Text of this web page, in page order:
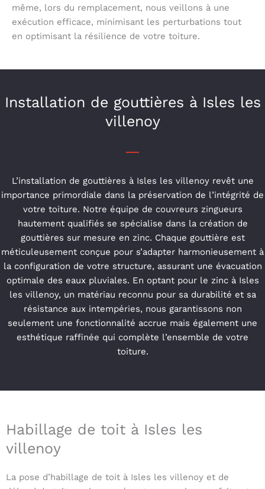
même, lors du remplacement, nous veillons à une
exécution efficace, minimisant les perturbations tout
en optimisant la résilience de votre toiture.
Installation de gouttières à Isles les
villenoy
L’installation de gouttières à Isles les villenoy revêt une
importance primordiale dans la préservation de l’intégrité de
votre toiture. Notre équipe de couvreurs zingueurs
hautement qualifiés se spécialise dans la création de
gouttières sur mesure en zinc. Chaque gouttière est
méticuleusement conçue pour s’adapter harmonieusement à
la configuration de votre structure, assurant une évacuation
optimale des eaux pluviales. En optant pour le zinc à Isles
les villenoy, un matériau reconnu pour sa durabilité et sa
résistance aux intempéries, nous garantissons non
seulement une fonctionnalité accrue mais également une
esthétique raffinée qui complète l’ensemble de votre
toiture.
Habillage de toit à Isles les
villenoy
La pose d’habillage de toit à Isles les villenoy et de